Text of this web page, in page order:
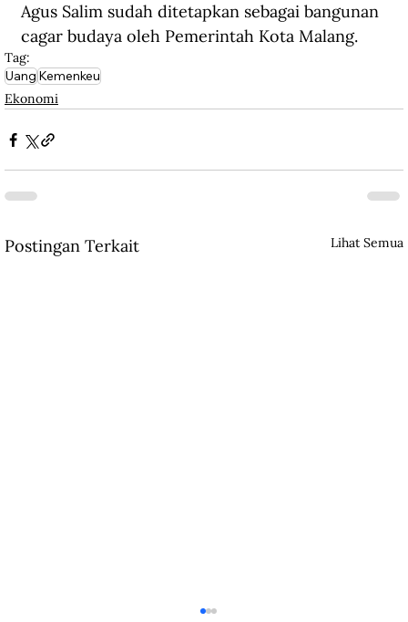
Agus Salim sudah ditetapkan sebagai bangunan
cagar budaya oleh Pemerintah Kota Malang.
Tag:
UangKemenkeu
Ekonomi
Postingan Terkait Lihat Semua